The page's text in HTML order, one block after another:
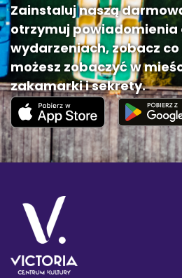
Zainstaluj naszą
otrzymuj powiadomienia
wydarzeniach, zobacz
możesz zobaczyć w
zakamarki i sekrety.